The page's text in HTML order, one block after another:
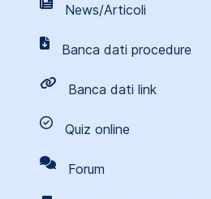
News/Articoli
Banca dati procedure
Banca dati link
Quiz online
Forum